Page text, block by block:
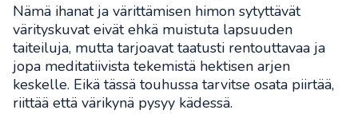
Nämä ihanat ja värittämisen himon sytyttävät
värityskuvat eivät ehkä muistuta lapsuuden
taiteiluja, mutta tarjoavat taatusti rentouttavaa ja
jopa meditatiivista tekemistä hektisen arjen
keskelle. Eikä tässä touhussa tarvitse osata piirtää,
riittää että värikynä pysyy kädessä.